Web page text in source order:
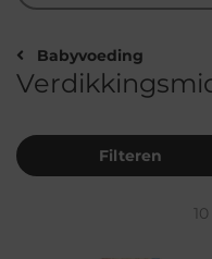
Babyvoeding
Filteren